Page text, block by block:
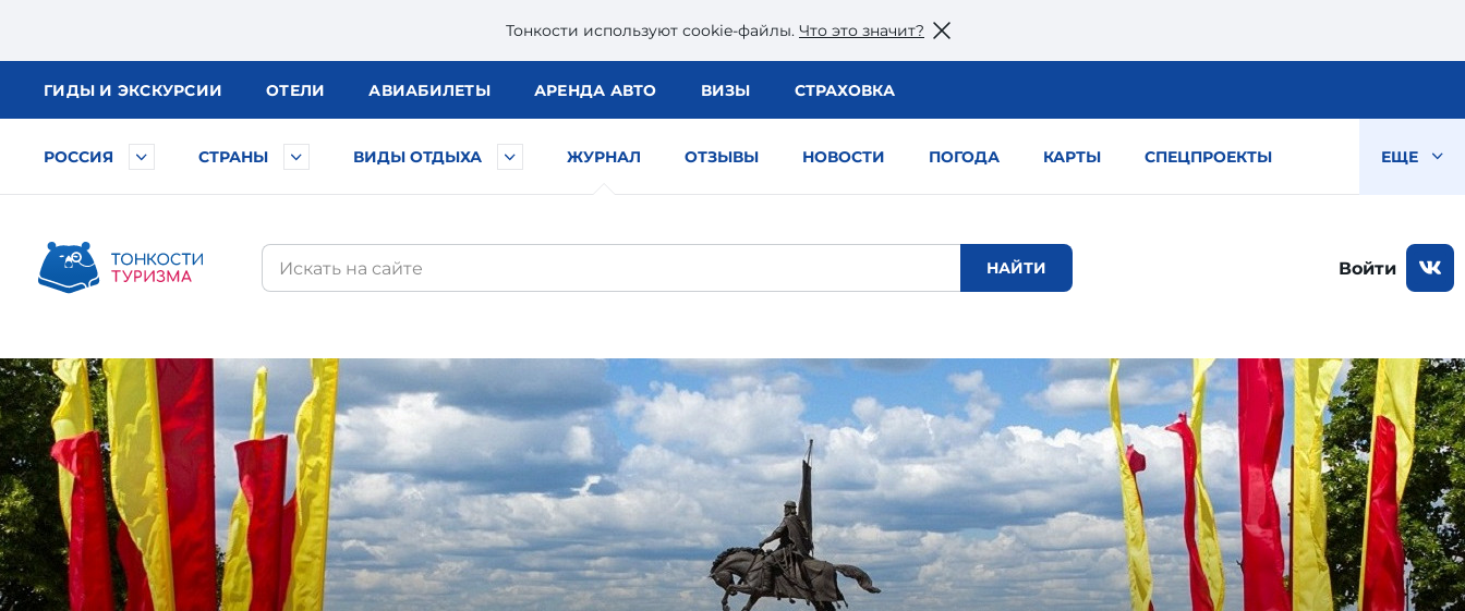
Тонкости используют сookie-файлы. Что это значит?
ГИДЫ И ЭКСКУРСИИ ОТЕЛИ АВИАБИЛЕТЫ АРЕНДА АВТО ВИЗЫ СТРАХОВКА
РОССИЯ СТРАНЫ ВИДЫ ОТДЫХА ЖУРНАЛ ОТЗЫВЫ НОВОСТИ ПОГОДА КАРТЫ СПЕЦПРОЕКТЫ ЕЩЕ
Войти